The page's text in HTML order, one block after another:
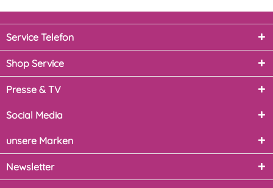
Service Telefon
Shop Service
Presse & TV
Social Media
unsere Marken
Newsletter